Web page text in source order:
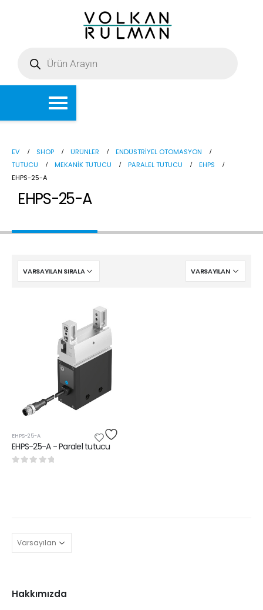
EV SHOP ÜRÜNLER
ENDÜSTRIYEL OTOMASYON
TUTUCU
MEKANIK TUTUCU PARALEL TUTUCU
EHPS
EHPS-25-A
EHPS-25-A
EHPS-25-A
EHPS-25-A - Paralel tutucu
Hakkımızda